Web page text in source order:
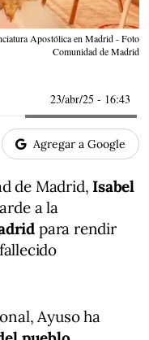
Apostólica en Madrid - Foto
Comunidad de Madrid
23/abr/25 - 16:43
Agregar a Google
de Madrid, Isabel
a la
para rendir
Ayuso ha